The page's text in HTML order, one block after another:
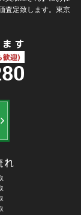
査定致します。東京